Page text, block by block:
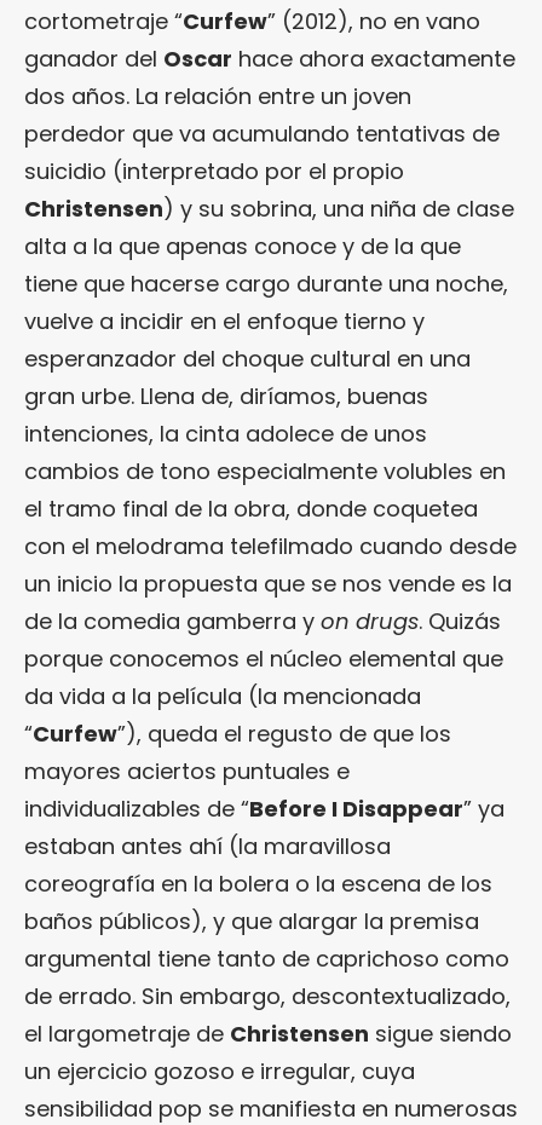
cortometraje “Curfew” (2012), no en vano
ganador del Oscar hace ahora exactamente
dos años. La relación entre un joven
perdedor que va acumulando tentativas de
suicidio (interpretado por el propio
Christensen) y su sobrina, una niña de clase
alta a la que apenas conoce y de la que
tiene que hacerse cargo durante una noche,
vuelve a incidir en el enfoque tierno y
esperanzador del choque cultural en una
gran urbe. Llena de, diríamos, buenas
intenciones, la cinta adolece de unos
cambios de tono especialmente volubles en
el tramo final de la obra, donde coquetea
con el melodrama telefilmado cuando desde
un inicio la propuesta que se nos vende es la
de la comedia gamberra y on drugs. Quizás
porque conocemos el núcleo elemental que
da vida a la película (la mencionada
“Curfew”), queda el regusto de que los
mayores aciertos puntuales e
individualizables de “Before I Disappear” ya
estaban antes ahí (la maravillosa
coreografía en la bolera o la escena de los
baños públicos), y que alargar la premisa
argumental tiene tanto de caprichoso como
de errado. Sin embargo, descontextualizado,
el largometraje de Christensen sigue siendo
un ejercicio gozoso e irregular, cuya
sensibilidad pop se manifiesta en numerosas